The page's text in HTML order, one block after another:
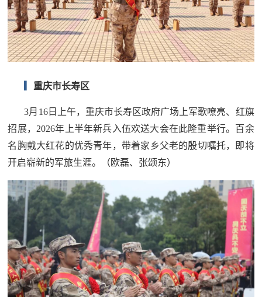
重庆市长寿区
3月16日上午，重庆市长寿区政府广场上军歌嘹亮、红旗
招展，2026年上半年新兵入伍欢送大会在此隆重举行。百余
名胸戴大红花的优秀青年，带着家乡父老的殷切嘱托，即将
开启崭新的军旅生涯。（欧磊、张颂东）